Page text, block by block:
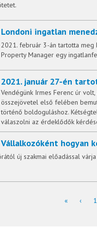
Londoni ingatlan
2021. február 3-án tartotta meg
Property Manager egy
2021. január 27-én
Vendégünk Irmes Ferenc úr
összejövetel első felében
történő boldoguláshoz.
válaszolni az érdeklődők
Vállalkozóként hogyan
új szakmai előadással
« ‹ 1